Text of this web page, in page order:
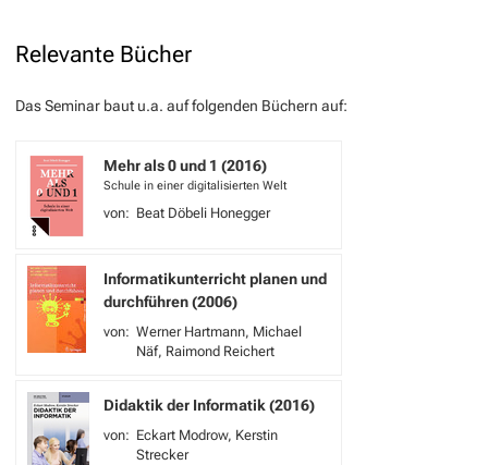
Relevante Bücher
Das Seminar baut u.a. auf folgenden Büchern auf:
Mehr als 0 und 1 (2016)
Schule in einer digitalisierten Welt
Beat Döbeli Honegger
Informatikunterricht planen und
durchführen (2006)
Werner Hartmann Michael
Näf Raimond Reichert
Didaktik der Informatik (2016)
Eckart Modrow Kerstin
Strecker